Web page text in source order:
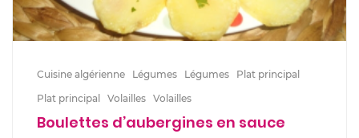
Cuisine algérienne Légumes Légumes
Plat principal
Plat principal
Volailles Volailles
Boulettes d’aubergines en sauce